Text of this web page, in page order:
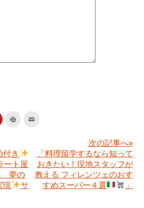
ク
し
て
印
刷
(新
し
し
て
友
達
へ
メ
付き
ート屋
夢の
現
サ
次の記事へ»
「料理留学するなら知って
おきたい！現地スタッフが
教える フィレンツェのおす
すめスーパー４選
」